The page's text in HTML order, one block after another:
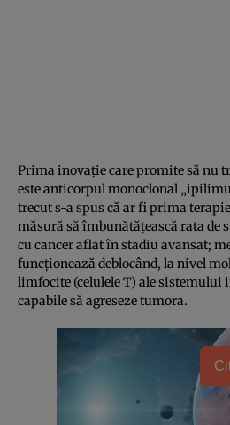
Prima inovaţie care promite să nu
este anticorpul monoclonal
trecut s-a spus că ar fi prima
măsură să îmbunătăţească rata de
cu cancer aflat în stadiu avansat;
funcţionează deblocând, la nivel
limfocite (celulele T) ale
capabile să agreseze tumora.